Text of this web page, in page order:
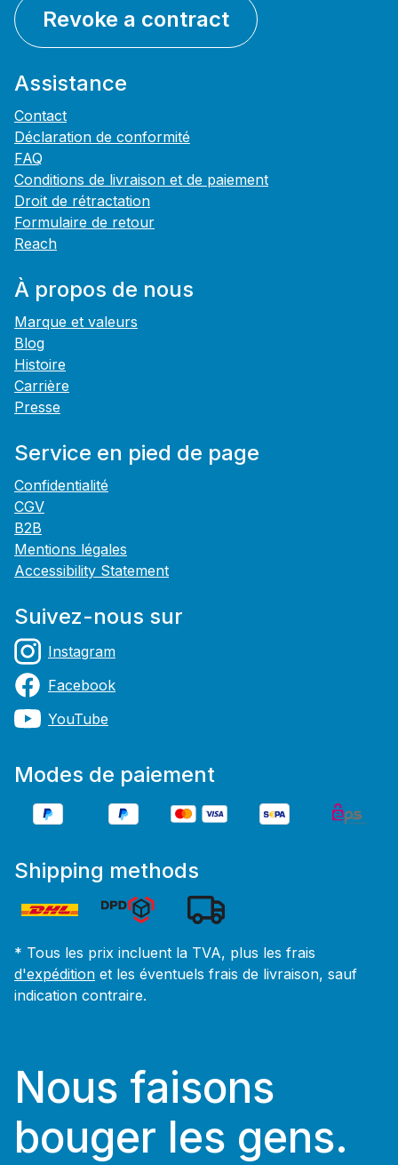
Revoke a contract
Assistance
Contact
Déclaration de conformité
FAQ
Conditions de livraison et de paiement
Droit de rétractation
Formulaire de retour
Reach
À propos de nous
Marque et valeurs
Blog
Histoire
Carrière
Presse
Service en pied de page
Confidentialité
CGV
B2B
Mentions légales
Accessibility Statement
Suivez-nous sur
Instagram
Facebook
YouTube
Modes de paiement
Shipping methods
* Tous les prix incluent la TVA, plus les frais
d'expédition et les éventuels frais de livraison, sauf
indication contraire.
Nous faisons
bouger les gens.